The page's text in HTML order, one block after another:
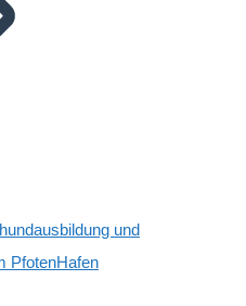
und
PfotenHafen